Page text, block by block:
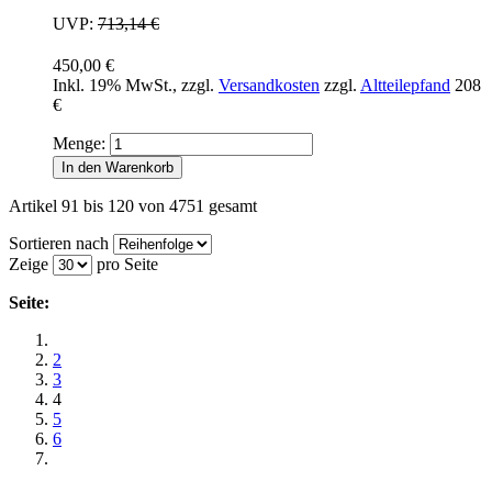
UVP: 713,14 €
450,00 €
Inkl. 19% MwSt., zzgl. Versandkosten zzgl. Altteilepfand 208
€
Menge:
In den Warenkorb
Artikel 91 bis 120 von 4751 gesamt
Sortieren nach
Zeige
pro Seite
Seite:
2
3
4
5
6